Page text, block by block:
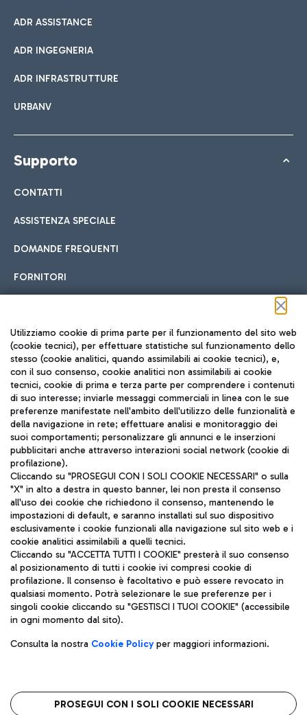
ADR ASSISTANCE
ADR INGEGNERIA
ADR INFRASTRUTTURE
URBANV
Supporto
CONTATTI
ASSISTENZA SPECIALE
DOMANDE FREQUENTI
FORNITORI
Seguici sui social
TRAVEL JOURNAL
ITA
Aeroporti di Roma S.p.A. - Società soggetta a direzione e
coordinamento di Mundys S.p.A.
Codice fiscale e Registro delle Imprese di Roma 13032990155 P.
IVA 06572251004
Capitale sociale 62.224.743,00 int. vers.
Sede legale: Via Pier Paolo Racchetti 1 - 00054 Fiumicino (RM)
telefono +39 06 65951
Privacy policy
Note legali
Roma FCO
L'aeroporto stellato
Utilizziamo cookie di prima parte per il funzionamento del sito web
(cookie tecnici), per effettuare statistiche sul funzionamento dello
stesso (cookie analitici, quando assimilabili ai cookie tecnici), e,
con il suo consenso, cookie analitici non assimilabili ai cookie
tecnici, cookie di prima e terza parte per comprendere i contenuti
di suo interesse; inviarle messaggi commerciali in linea con le sue
preferenze manifestate nell'ambito dell'utilizzo delle funzionalità e
della navigazione in rete; effettuare analisi e monitoraggio dei
suoi comportamenti; personalizzare gli annunci e le inserzioni
pubblicitari anche attraverso interazioni social network (cookie di
profilazione).
Cliccando su "PROSEGUI CON I SOLI COOKIE NECESSARI" o sulla
"X" in alto a destra in questo banner, lei non presta il consenso
all'uso dei cookie che richiedono il consenso, mantenendo le
impostazioni di default, e saranno installati sul suo dispositivo
esclusivamente i cookie funzionali alla navigazione sul sito web e i
cookie analitici assimilabili a quelli tecnici.
Cliccando su "ACCETTA TUTTI I COOKIE" presterà il suo consenso
al posizionamento di tutti i cookie ivi compresi cookie di
profilazione. Il consenso è facoltativo e può essere revocato in
qualsiasi momento. Potrà selezionare le sue preferenze per i
singoli cookie cliccando su "GESTISCI I TUOI COOKIE" (accessibile
in ogni momento dal sito).
Consulta la nostra Cookie Policyper maggiori informazioni.
PROSEGUI CON I SOLI COOKIE NECESSARI